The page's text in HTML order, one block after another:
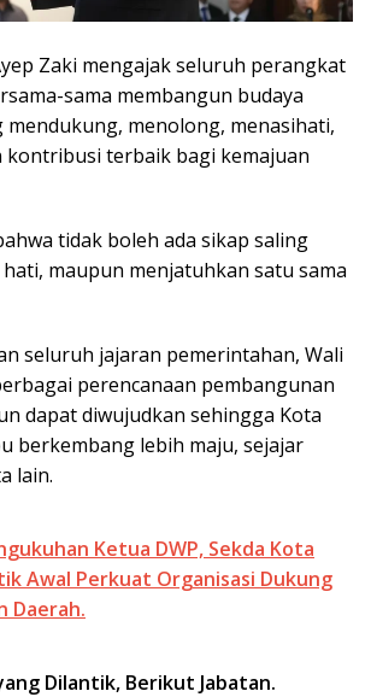
Zaki mengajak seluruh perangkat
sama membangun budaya
mendukung, menolong, menasihati,
kontribusi terbaik bagi kemajuan
tidak boleh ada sikap saling
maupun menjatuhkan satu sama
seluruh jajaran pemerintahan, Wali
perencanaan pembangunan
dapat diwujudkan sehingga Kota
berkembang lebih maju, sejajar
lain.
Ketua DWP, Sekda Kota
Awal Perkuat Organisasi Dukung
Daerah.
Dilantik, Berikut Jabatan.